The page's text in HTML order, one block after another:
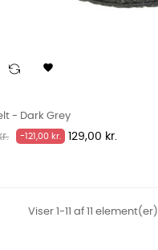

- Dark Grey
-121,00 kr. Pris
129,00 kr.
Viser 1-11 af 11 element(er)